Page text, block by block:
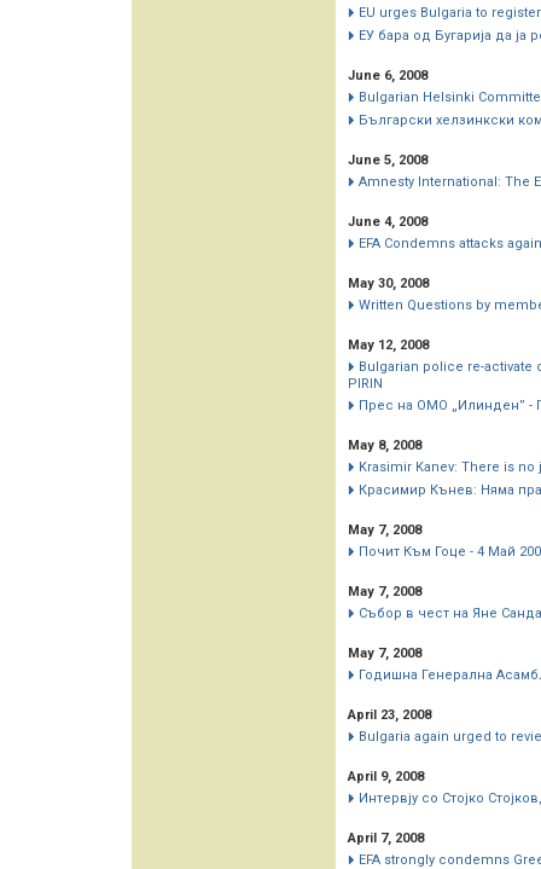
EU urges Bulgaria to
ЕУ бара од Бугарија да
June 6, 2008
Bulgarian Helsinki
Български хелзинкски
June 5, 2008
Amnesty International: The
June 4, 2008
EFA Condemns attacks
May 30, 2008
Written Questions by
May 12, 2008
Bulgarian police re-activate
PIRIN
Прес на ОМО „Илинден” -
May 8, 2008
Krasimir Kanev: There is
Красимир Кънев: Няма
May 7, 2008
Почит Към Гоце - 4 Май
May 7, 2008
Събор в чест на Яне
May 7, 2008
Годишна Генерална
April 23, 2008
Bulgaria again urged to
April 9, 2008
Интервју со Стојко
April 7, 2008
EFA strongly condemns